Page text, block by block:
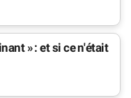
» : et si ce n'était